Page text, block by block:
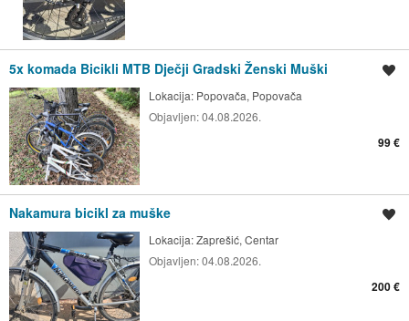
5x komada Bicikli MTB Dječji Gradski Ženski Muški
Lokacija: Popovača, Popovača
Objavljen:04.08.2026.
99 €
Nakamura bicikl za muške
Lokacija:Zaprešić, Centar
Objavljen:04.08.2026.
200 €